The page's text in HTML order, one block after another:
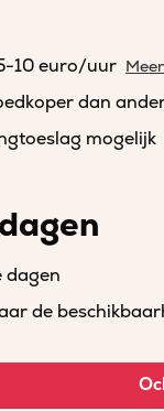
10 euro/uur
dan
mogelijk
dagen
de